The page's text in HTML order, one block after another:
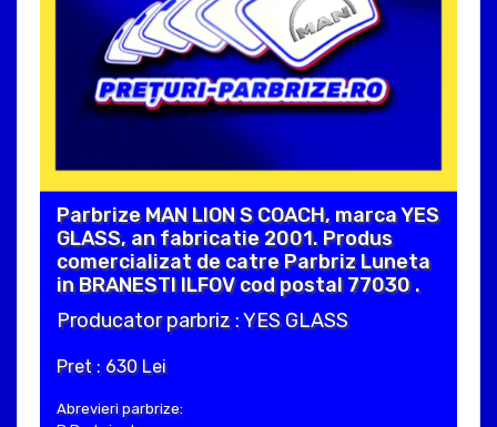
Parbrize MAN LION S COACH, marca YES
GLASS, an fabricatie 2001. Produs
comercializat de catre Parbriz Luneta
in BRANESTI ILFOV cod postal 77030 .
Producator parbriz : YES GLASS
Pret : 630 Lei
Abrevieri parbrize: